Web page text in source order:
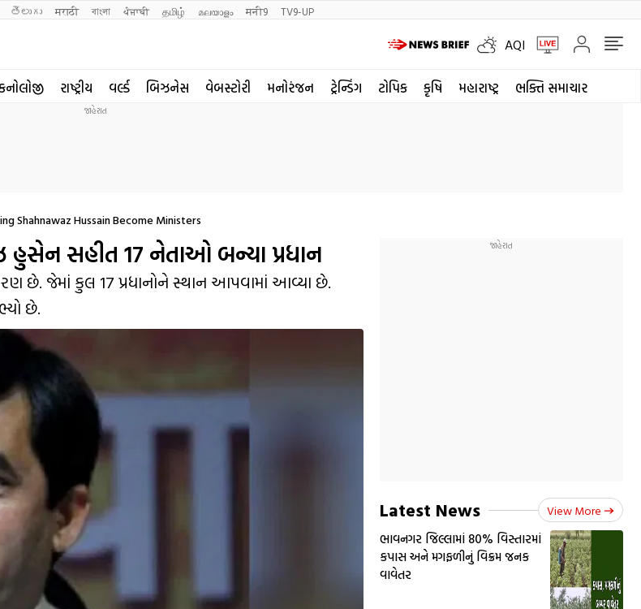
తెలుగు मराठी বাংলা ਪੰਜਾਬੀ தமிழ் മലയാളം मनी9 TV9-UP
AQI
રાષ્ટ્રીય વર્લ્ડ બિઝનેસ વેબસ્ટોરી મનોરંજન ટ્રેન્ડિંગ ટોપિક કૃષિ મહારાષ્ટ્ર ભક્તિ સમાચાર
Shahnawaz Hussain Become Ministers
હુસેન સહીત 17 નેતાઓ બન્યા પ્રધાન
છે. જેમાં કુલ 17 પ્રધાનોને સ્થાન આપવામાં આવ્યા છે.
છે.
Latest News View More
ભાવનગર જિલ્લામાં 80% વિસ્તારમાં
કપાસ અને મગફળીનું વિક્રમ જનક
વાવેતર